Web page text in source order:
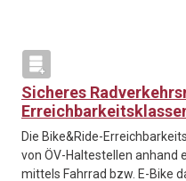
Sicheres
Die Bike&Ride-
von ÖV-Haltestellen anhand
mittels Fahrrad bzw. E-Bike